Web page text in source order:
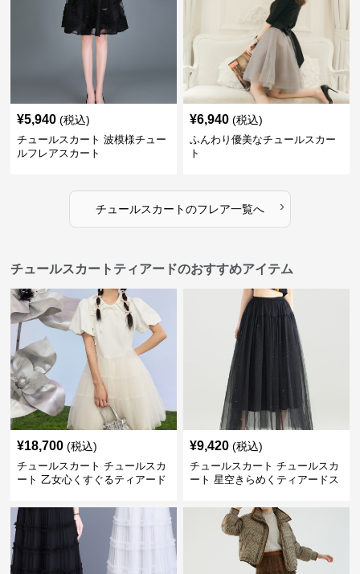
¥5,940 (税込)
チュールスカート 波模様チュー
ルフレアスカート
¥6,940 (税込)
ふんわり優美なチュールスカー
ト
チュールスカートのフレア一覧へ ›
チュールスカートティアードのおすすめアイテム
¥18,700 (税込)
チュールスカート チュールスカ
ート 乙女心くすぐるティアード
¥9,420 (税込)
チュールスカート チュールスカ
ート 星空きらめくティアードス